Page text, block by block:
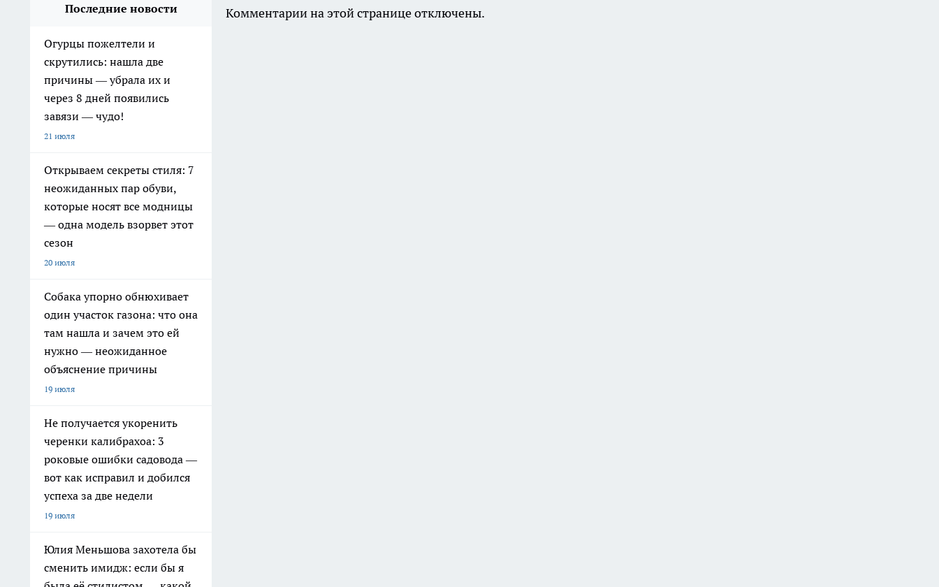
Последние новости
Огурцы пожелтели и
скрутились: нашла две
причины — убрала их и
через 8 дней появились
завязи — чудо!
21 июля
Открываем секреты стиля: 7
неожиданных пар обуви,
которые носят все модницы
— одна модель взорвет этот
сезон
20 июля
Собака упорно обнюхивает
один участок газона: что она
там нашла и зачем это ей
нужно — неожиданное
объяснение причины
19 июля
Не получается укоренить
черенки калибрахоа: 3
роковые ошибки садовода —
вот как исправил и добился
успеха за две недели
19 июля
Юлия Меньшова захотела бы
сменить имидж: если бы я
Комментарии на этой странице отключены.